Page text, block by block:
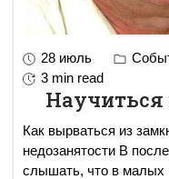
28 июль
3 min read
Как вырваться из
недозанятости В последнее время нередко приходится
слышать, что в малых